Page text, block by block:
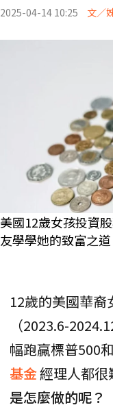
2025-04-14 10:25 文／
美國12歲女孩投資
友學學她的致富之
12歲的美國華裔
（2023.6-
幅跑贏標普500
基金經理人都很
是怎麼做的呢？